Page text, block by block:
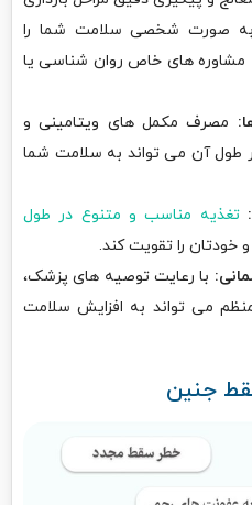
صورت شخصی سلامت شما را
مشاوره های خاص روان شناسی یا
مصرف مکمل های ویتامینی و
طول آن می تواند به سلامت شما
تغذیه مناسب و متنوع در طول
را تقویت کند.
با رعایت توصیه های پزشک،
می تواند به افزایش سلامت
جنین